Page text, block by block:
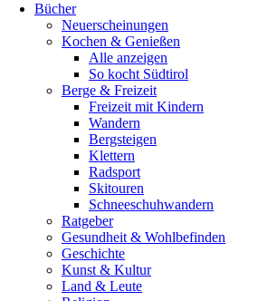
Bücher
Neuerscheinungen
Kochen & Genießen
Alle anzeigen
So kocht Südtirol
Berge & Freizeit
Freizeit mit Kindern
Wandern
Bergsteigen
Klettern
Radsport
Skitouren
Schneeschuhwandern
Ratgeber
Gesundheit & Wohlbefinden
Geschichte
Kunst & Kultur
Land & Leute